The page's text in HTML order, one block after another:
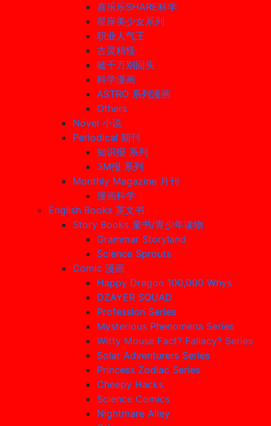
喜乐乐SHARE科学
星座美少女系列
职业人气王
古灵精怪
嘘千万别回头
科学漫画
ASTRO 系列漫画
Others
Novel 小说
Periodical 期刊
知识报 系列
3M报 系列
Monthly Magazine 月刊
漫画科学
English Books 英文书
Story Books 童书/青少年读物
Grammar Storyland
Science Sprouts
Comic 漫画
Happy Dragon 100,000 Whys
DZAYER SQUAD
Profession Series
Mysterious Phenomena Series
Witty Mouse Fact? Fallacy? Series
Solar Adventurers Series
Princess Zodiac Series
Cheepy Hacks
Science Comics
Nightmare Alley